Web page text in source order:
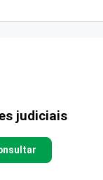
judiciais